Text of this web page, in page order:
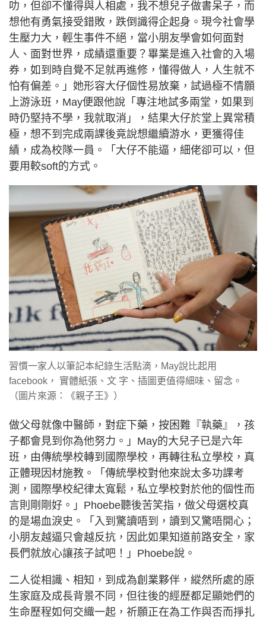
叻，但卻不懂得與人相處，我不想兒子做書呆子，而
想他有勇氣接受錯敗，跌倒識得企起身。現今社會學
生壓力大，輕生事件不絕，當小朋友學會如何面對
人、面對世界，成績還重要？畢業是進入社會的入場
券，如到時自覺不足就再進修，懂得做人，人生就不
怕有偏差。」她形容大仔個性易放棄，試過極不情願
上游泳班，May便跟他說「專注地試多兩堂，如果到
時仍堅持不學，我就取消」，結果大仔於堂上異常積
極，想不到完成兩課後竟說想繼續游水，更獲得佳
績，成為校隊一員。「大仔不能逼，細佬卻可以，但
要用較soft的方式。
習慣一家人以筆記本紀錄生活點滴，May說比起用
facebook， 實體紙張、文 字、插圖更值得細味、留念。
（圖片來源：《親子王》）
做父母就像中醫師，對症下藥，按困難『執藥』，孩
子都會見到你為他努力。」May的大兒子已是六年
班，由傳統學校轉到國際學校，再轉往私立學校，真
正體現因材施教。「傳統學校對他來說太多功課考
測，國際學校紀律太寬鬆，私立學校對於他的個性而
言則剛剛好。」Phoebe聽後苦笑指，做父母選校真
的是場血淚史。「入到驚讀唔到，讀到又驚唔開心；
小朋友越逼只會越反抗，因此如果知道前路安全，家
長們就放心讓孩子試吧！」Phoebe說。
二人從相識、相知，到成為創業夥伴，縱然所處的原
生家庭及成長背景不同，但往後的經歷都足顯她們的
生命歷程如何交織一起，祈願正在為工作與否而掙扎